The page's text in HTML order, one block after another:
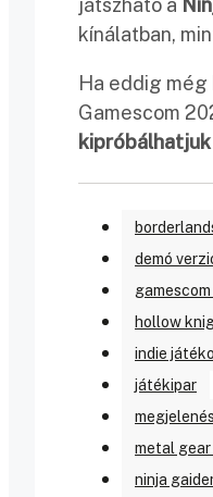
játszható a
kínálatban,
Ha eddig
Gamescom
demó
hollow
indie
játékipar
metal
ninja